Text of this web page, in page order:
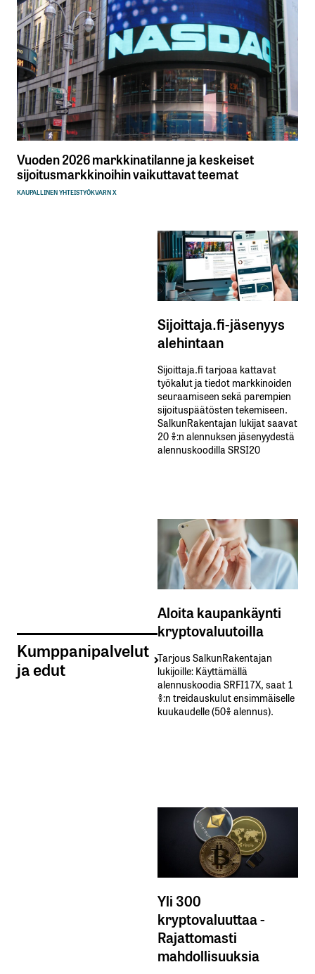
Vuoden 2026 markkinatilanne ja keskeiset
sijoitusmarkkinoihin vaikuttavat teemat
KAUPALLINEN YHTEISTYÖKVARN X
Kumppanipalvelut
ja edut
Sijoittaja.fi-jäsenyys
alehintaan
Sijoittaja.fi tarjoaa kattavat
työkalut ja tiedot markkinoiden
seuraamiseen sekä parempien
sijoituspäätösten tekemiseen.
SalkunRakentajan lukijat saavat
20 %:n alennuksen jäsenyydestä
alennuskoodilla SRSI20
Aloita kaupankäynti
kryptovaluutoilla
Tarjous SalkunRakentajan
lukijoille: Käyttämällä​ ​
alennuskoodia​ ​SRFI17X,​ ​saat​ ​1
%:n treidauskulut​ ​ensimmäiselle​ ​
kuukaudelle​ ​(50%​ ​alennus).
Yli 300
kryptovaluuttaa -
Rajattomasti
mahdollisuuksia